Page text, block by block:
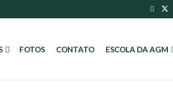
FOTOS CONTATO ESCOLA DA AGM